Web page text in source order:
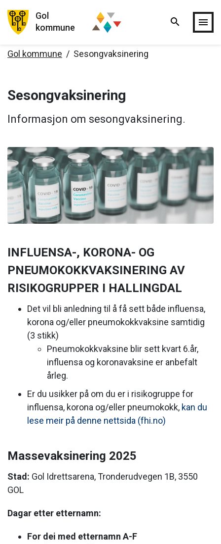
Hopp til hovedinnholdet
Gol
kommune
search menu
Gol kommune Sesongvaksinering
Sesongvaksinering
Informasjon om sesongvaksinering.
INFLUENSA-, KORONA- OG
PNEUMOKOKKVAKSINERING AV
RISIKOGRUPPER I HALLINGDAL
Det vil bli anledning til å få sett både influensa,
korona og/eller pneumokokkvaksine samtidig
(3 stikk)
Pneumokokkvaksine blir sett kvart 6.år,
influensa og koronavaksine er anbefalt
årleg.
Er du usikker på om du er i risikogruppe for
influensa, korona og/eller pneumokokk, kan du
lese meir på denne nettsida (fhi.no)
Massevaksinering 2025
Stad: Gol Idrettsarena, Tronderudvegen 1B, 3550
GOL
Dagar etter etternamn:
For dei med etternamn A-F